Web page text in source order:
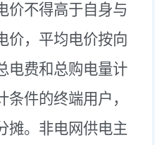
价不得高于自身与
价，平均电价按向
电费和总购电量计
件的终端用户，
摊。非电网供电主